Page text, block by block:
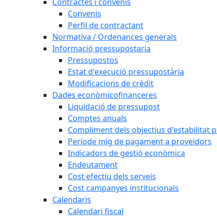
Convenis
Perfil de contractant
Normativa / Ordenances generals
Informació pressupostaria
Pressupostos
Estat d'execució pressupostària
Modificacions de crèdit
Dades econòmicofinanceres
Liquidació de pressupost
Comptes anuals
Compliment dels objectius d'estabilitat
Període mig de pagament a proveïdors
Indicadors de gestió econòmica
Endeutament
Cost efectiu dels serveis
Cost campanyes institucionals
Calendaris
Calendari fiscal